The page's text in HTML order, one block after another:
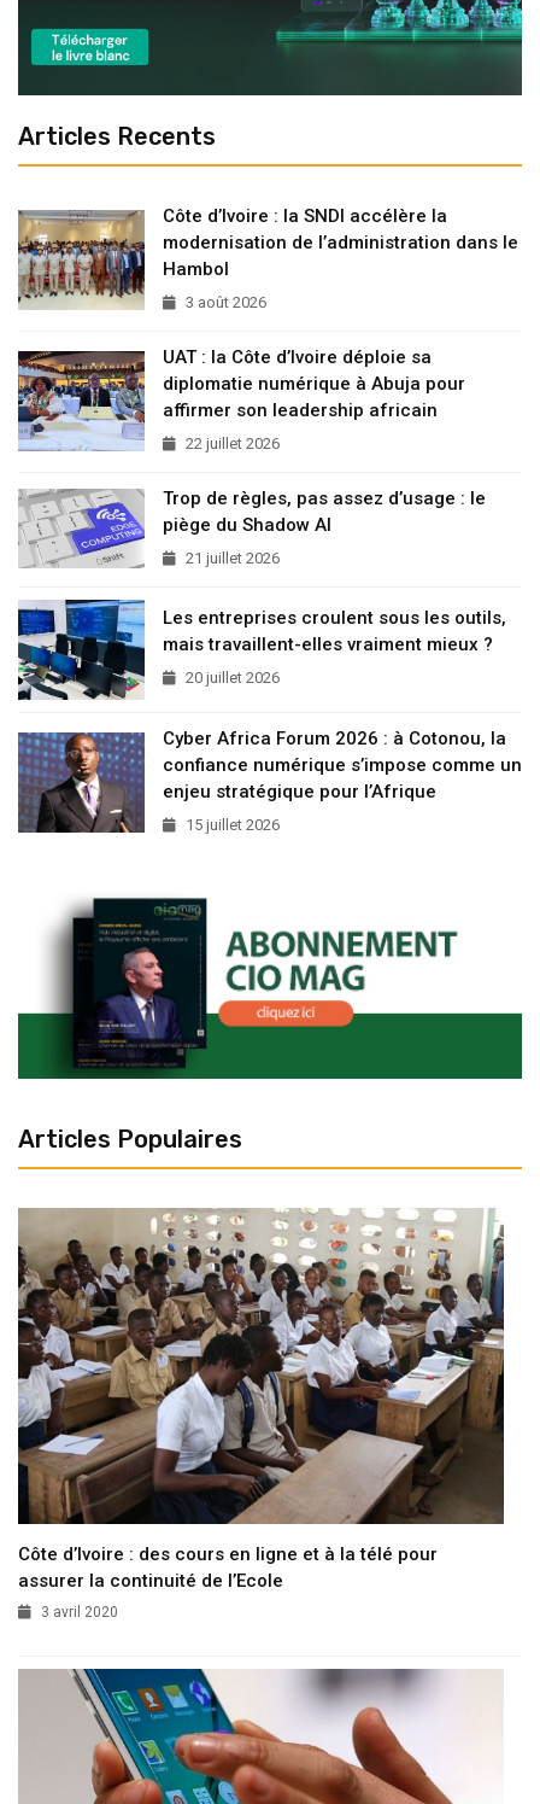
Articles Recents
Côte d’Ivoire : la SNDI accélère la
modernisation de l’administration dans le
Hambol
3 août 2026
UAT : la Côte d’Ivoire déploie sa
diplomatie numérique à Abuja pour
affirmer son leadership africain
22 juillet 2026
Trop de règles, pas assez d’usage : le
piège du Shadow AI
21 juillet 2026
Les entreprises croulent sous les outils,
mais travaillent-elles vraiment mieux ?
20 juillet 2026
Cyber Africa Forum 2026 : à Cotonou, la
confiance numérique s’impose comme un
enjeu stratégique pour l’Afrique
15 juillet 2026
Articles Populaires
Côte d’Ivoire : des cours en ligne et à la télé pour
assurer la continuité de l’Ecole
3 avril 2020